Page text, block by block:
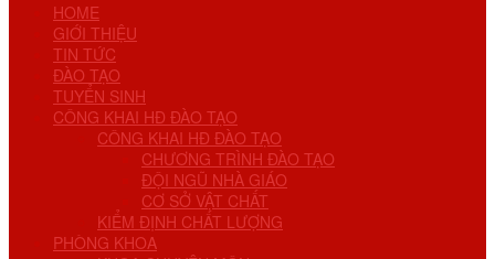
HOME
GIỚI THIỆU
TIN TỨC
ĐÀO TẠO
TUYỂN SINH
CÔNG KHAI HĐ ĐÀO TẠO
CÔNG KHAI HĐ ĐÀO TẠO
CHƯƠNG TRÌNH ĐÀO TẠO
ĐỘI NGŨ NHÀ GIÁO
CƠ SỞ VẬT CHẤT
KIỂM ĐỊNH CHẤT LƯỢNG
PHÒNG KHOA